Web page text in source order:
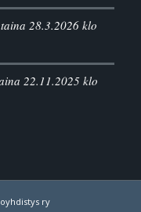
28.3.2026 klo
22.11.2025 klo
ry